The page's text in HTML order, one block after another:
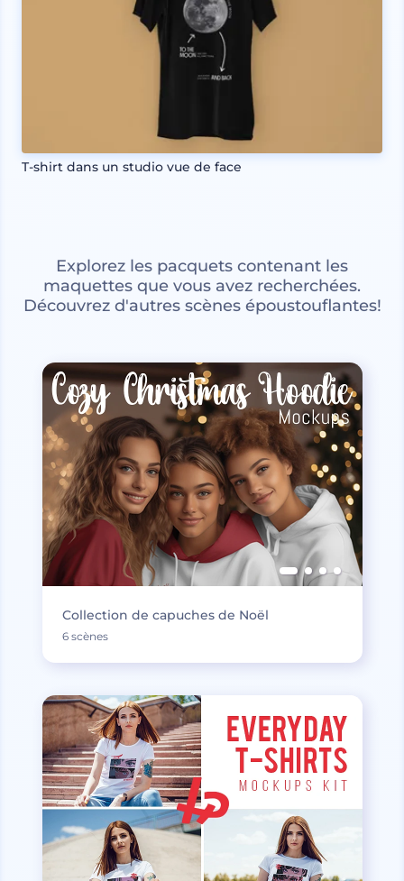
T-shirt dans un studio vue de face
Explorez les pacquets contenant les
maquettes que vous avez recherchées.
Découvrez d'autres scènes époustouflantes!
Collection de capuches de Noël
6 scènes